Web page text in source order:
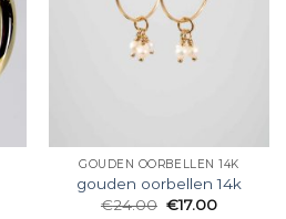
GOUDEN OORBELLEN 14K
gouden oorbellen 14k
€24.00 €17.00